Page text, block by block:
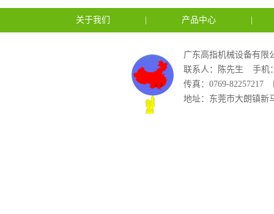
关于我们 产品中心
广东高指机械设备有限
联系人：陈先生
手机
传真：0769-82257217
地址：东莞市大朗镇新